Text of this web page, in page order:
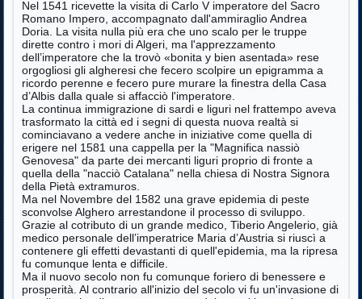
Nel 1541 ricevette la visita di Carlo V imperatore del Sacro
Romano Impero, accompagnato dall'ammiraglio Andrea
Doria. La visita nulla più era che uno scalo per le truppe
dirette contro i mori di Algeri, ma l'apprezzamento
dell’imperatore che la trovò «bonita y bien asentada» rese
orgogliosi gli algheresi che fecero scolpire un epigramma a
ricordo perenne e fecero pure murare la finestra della Casa
d’Albis dalla quale si affacciò l'imperatore.
La continua immigrazione di sardi e liguri nel frattempo aveva
trasformato la città ed i segni di questa nuova realtà si
cominciavano a vedere anche in iniziative come quella di
erigere nel 1581 una cappella per la "Magnifica nassiò
Genovesa" da parte dei mercanti liguri proprio di fronte a
quella della "nacciò Catalana" nella chiesa di Nostra Signora
della Pietà extramuros.
Ma nel Novembre del 1582 una grave epidemia di peste
sconvolse Alghero arrestandone il processo di sviluppo.
Grazie al cotributo di un grande medico, Tiberio Angelerio, già
medico personale dell’imperatrice Maria d’Austria si riuscì a
contenere gli effetti devastanti di quell'epidemia, ma la ripresa
fu comunque lenta e difficile.
Ma il nuovo secolo non fu comunque foriero di benessere e
prosperità. Al contrario all'inizio del secolo vi fu un'invasione di